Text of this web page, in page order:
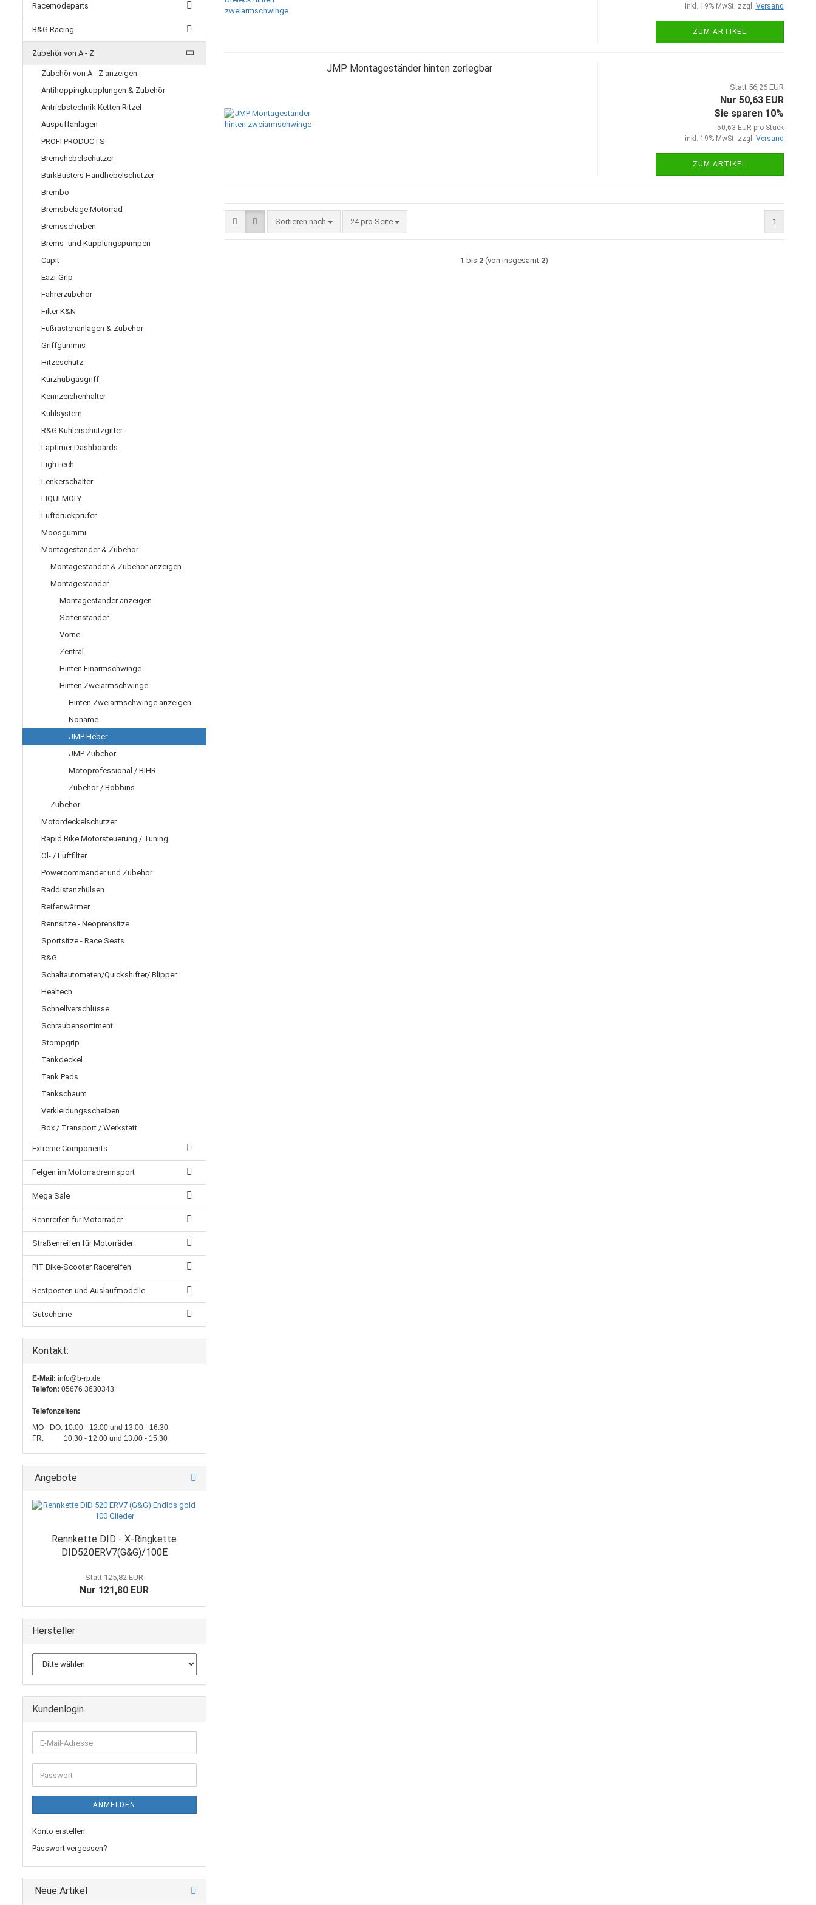
inkl. 19% MwSt. zzgl. Versand
ZUM ARTIKEL
JMP Montageständer hinten zerlegbar
Statt 56,26 EUR
Nur 50,63 EUR
Sie sparen 10%
50,63 EUR pro Stück
inkl. 19% MwSt. zzgl. Versand
ZUM ARTIKEL
Sortieren nach
Sortieren nach 24 pro Seite
pro Seite 1
1 bis 2 (von insgesamt 2)
Racemodeparts
B&G Racing
Zubehör von A - Z
Zubehör von A - Z anzeigen
Antihoppingkupplungen & Zubehör
Antriebstechnik Ketten Ritzel
Auspuffanlagen
PROFI PRODUCTS
Bremshebelschützer
BarkBusters Handhebelschützer
Brembo
Bremsbeläge Motorrad
Bremsscheiben
Brems- und Kupplungspumpen
Capit
Eazi-Grip
Fahrerzubehör
Filter K&N
Fußrastenanlagen & Zubehör
Griffgummis
Hitzeschutz
Kurzhubgasgriff
Kennzeichenhalter
Kühlsystem
R&G Kühlerschutzgitter
Laptimer Dashboards
LighTech
Lenkerschalter
LIQUI MOLY
Luftdruckprüfer
Moosgummi
Montageständer & Zubehör
Montageständer & Zubehör anzeigen
Montageständer
Montageständer anzeigen
Seitenständer
Vorne
Zentral
Hinten Einarmschwinge
Hinten Zweiarmschwinge
Hinten Zweiarmschwinge anzeigen
Noname
JMP Heber
JMP Zubehör
Motoprofessional / BIHR
Zubehör / Bobbins
Zubehör
Motordeckelschützer
Rapid Bike Motorsteuerung / Tuning
Öl- / Luftfilter
Powercommander und Zubehör
Raddistanzhülsen
Reifenwärmer
Rennsitze - Neoprensitze
Sportsitze - Race Seats
R&G
Schaltautomaten/Quickshifter/ Blipper
Healtech
Schnellverschlüsse
Schraubensortiment
Stompgrip
Tankdeckel
Tank Pads
Tankschaum
Verkleidungsscheiben
Box / Transport / Werkstatt
Extreme Components
Felgen im Motorradrennsport
Mega Sale
Rennreifen für Motorräder
Straßenreifen für Motorräder
PIT Bike-Scooter Racereifen
Restposten und Auslaufmodelle
Gutscheine
Kontakt:
E-Mail: info@b-rp.de
Telefon: 05676 3630343
Telefonzeiten:
MO - DO: 10:00 - 12:00 und 13:00 - 16:30
FR: 10:30 - 12:00 und 13:00 - 15:30
Angebote
Rennkette DID - X-Ringkette
DID520ERV7(G&G)/100E
Statt 125,82 EUR
Nur 121,80 EUR
Hersteller
Kundenlogin
E-
Mail-
Adresse
Passwort
ANMELDEN
Konto erstellen
Passwort vergessen?
Neue Artikel